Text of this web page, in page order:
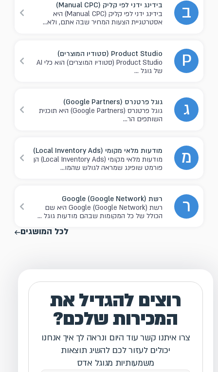
ב
בידינג ידני לפי קליק (Manual CPC)
בידינג ידני לפי קליק (Manual CPC) היא
אסטרטגיית הצעות המחיר שבה אתם, ולא...
P
Product Studio (סטודיו המוצרים)
Product Studio (סטודיו המוצרים) הוא כלי AI
של גוגל ...
ג
גוגל פרטנרס (Google Partners)
גוגל פרטנרס (Google Partners) היא תוכנית
השותפים הר...
מ
מודעות מלאי מקומי (Local Inventory Ads)
מודעות מלאי מקומי (Local Inventory Ads) הן
פורמט שופינג שמראה לגולש שהמו...
ר
רשת Google (Google Network)
רשת Google (Google Network) היא שם
הכולל של כל המקומות שבהם מודעות גוגל ...
לכל המושגים
רוצים להגדיל את
המכירות שלכם?
צרו איתנו קשר עוד היום ונראה לך איך אנחנו
יכולים לעזור לכם להשיג תוצאות
משמעותיות מגוגל אדס